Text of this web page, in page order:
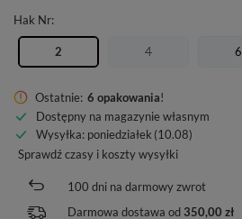
Hak Nr
2 4 6
Ostatnie: 6 opakowania!
Dostępny na magazynie własnym
Wysyłka: poniedziałek (10.08)
Sprawdź czasy i koszty wysyłki
100 dni na darmowy zwrot
Darmowa dostawa od 350,00 zł